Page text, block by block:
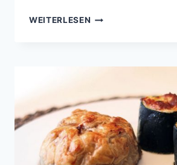
WEITERLESEN COOKING